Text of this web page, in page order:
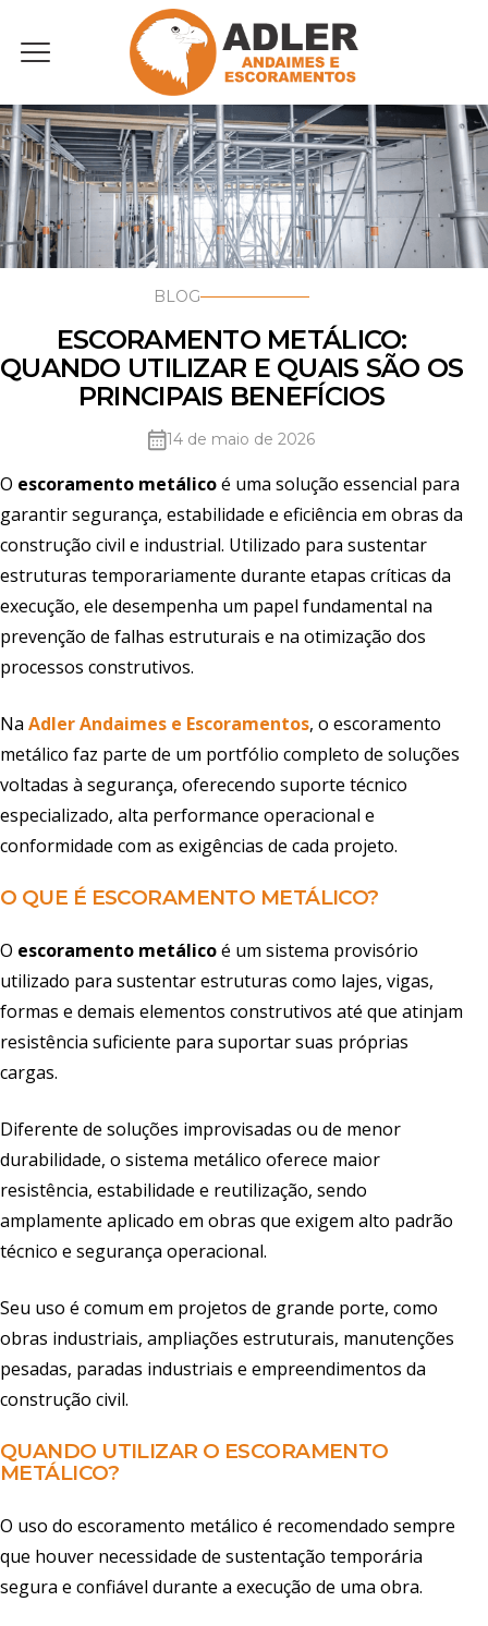
Menu
BLOG
ESCORAMENTO METÁLICO:
QUANDO UTILIZAR E QUAIS SÃO OS
PRINCIPAIS BENEFÍCIOS
14 de maio de 2026
O escoramento metálicoé uma solução essencial para
garantir segurança, estabilidade e eficiência em obras da
construção civil e industrial. Utilizado para sustentar
estruturas temporariamente durante etapas críticas da
execução, ele desempenha um papel fundamental na
prevenção de falhas estruturais e na otimização dos
processos construtivos.
Na Adler Andaimes e Escoramentos, o escoramento
metálico faz parte de um portfólio completo de soluções
voltadas à segurança, oferecendo suporte técnico
especializado, alta performance operacional e
conformidade com as exigências de cada projeto.
O QUE É ESCORAMENTO METÁLICO?
O escoramento metálicoé um sistema provisório
utilizado para sustentar estruturas como lajes, vigas,
formas e demais elementos construtivos até que atinjam
resistência suficiente para suportar suas próprias
cargas.
Diferente de soluções improvisadas ou de menor
durabilidade, o sistema metálico oferece maior
resistência, estabilidade e reutilização, sendo
amplamente aplicado em obras que exigem alto padrão
técnico e segurança operacional.
Seu uso é comum em projetos de grande porte, como
obras industriais, ampliações estruturais, manutenções
pesadas, paradas industriais e empreendimentos da
construção civil.
QUANDO UTILIZAR O ESCORAMENTO
METÁLICO?
O uso do escoramento metálico é recomendado sempre
que houver necessidade de sustentação temporária
segura e confiável durante a execução de uma obra.